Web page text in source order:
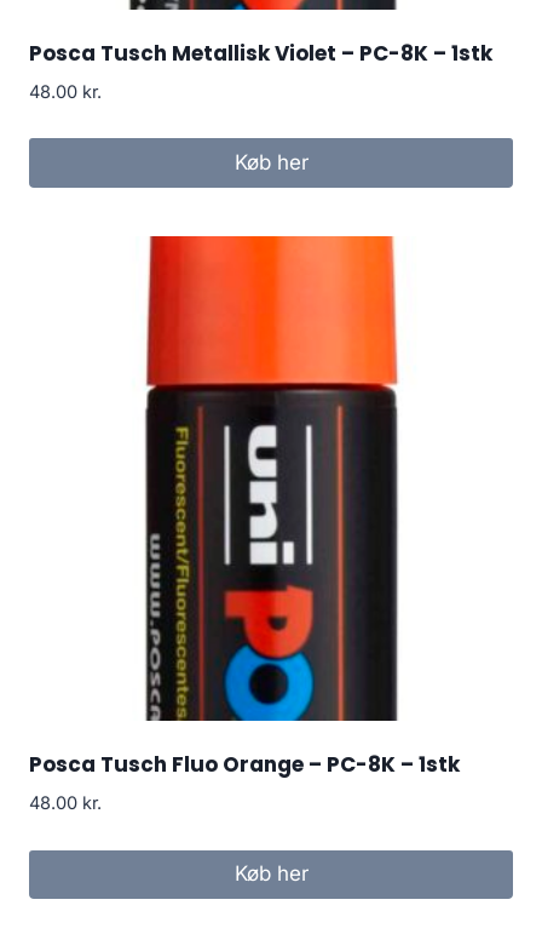
Posca Tusch Metallisk Violet – PC-8K – 1stk
48.00 kr.
Køb her
Posca Tusch Fluo Orange – PC-8K – 1stk
48.00 kr.
Køb her